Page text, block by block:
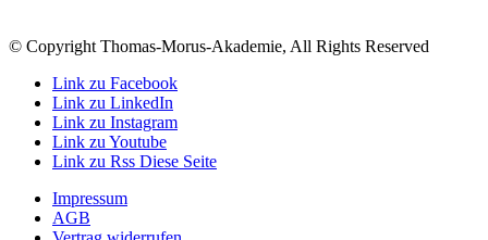
© Copyright Thomas-Morus-Akademie, All Rights Reserved
Link zu Facebook
Link zu LinkedIn
Link zu Instagram
Link zu Youtube
Link zu Rss Diese Seite
Impressum
AGB